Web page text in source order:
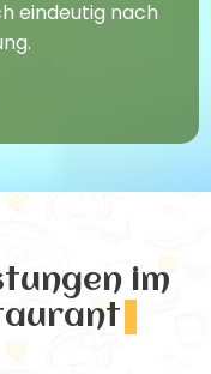
eindeutig nach
im